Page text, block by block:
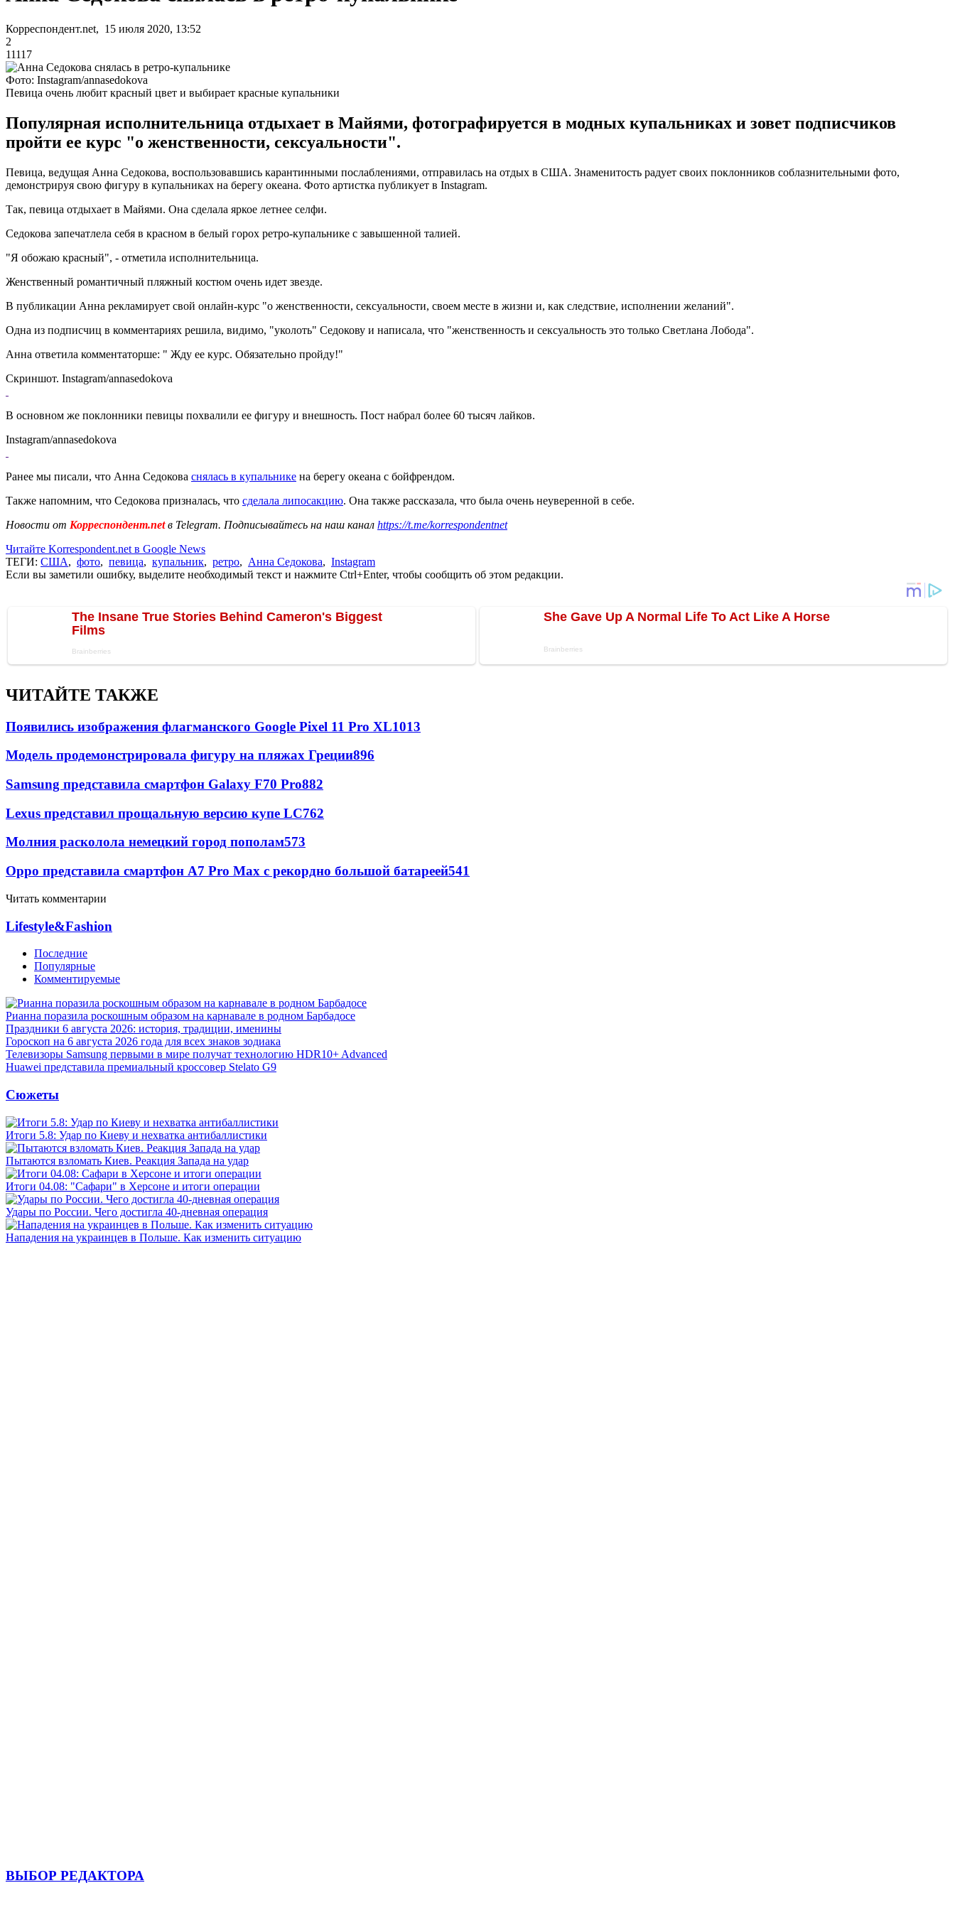
Корреспондент.net, 15 июля 2020, 13:52
2
11117
Фото: Instagram/annasedokova
Певица очень любит красный цвет и выбирает красные купальники
Популярная исполнительница отдыхает в Майями, фотографируется в модных купальниках и зовет подписчиков
пройти ее курс "о женственности, сексуальности".
Певица, ведущая Анна Седокова, воспользовавшись карантинными послаблениями, отправилась на отдых в США. Знаменитость радует своих поклонников соблазнительными фото,
демонстрируя свою фигуру в купальниках на берегу океана. Фото артистка публикует в Instagram.
Так, певица отдыхает в Майями. Она сделала яркое летнее селфи.
Седокова запечатлела себя в красном в белый горох ретро-купальнике с завышенной талией.
"Я обожаю красный", - отметила исполнительница.
Женственный романтичный пляжный костюм очень идет звезде.
В публикации Анна рекламирует свой онлайн-курс "о женственности, сексуальности, своем месте в жизни и, как следствие, исполнении желаний".
Одна из подписчиц в комментариях решила, видимо, "уколоть" Седокову и написала, что "женственность и сексуальность это только Светлана Лобода".
Анна ответила комментаторше: " Жду ее курс. Обязательно пройду!"
Скриншот. Instagram/annasedokova
В основном же поклонники певицы похвалили ее фигуру и внешность. Пост набрал более 60 тысяч лайков.
Instagram/annasedokova
Ранее мы писали, что Анна Седокова снялась в купальнике на берегу океана с бойфрендом.
Также напомним, что Седокова призналась, что сделала липосакцию. Она также рассказала, что была очень неуверенной в себе.
Новости от Корреспондент.netв Telegram. Подписывайтесь на наш канал https://t.me/korrespondentnet
Читайте Korrespondent.net в Google News
ТЕГИ: США, фото, певица, купальник, ретро, Анна Седокова, Instagram
Если вы заметили ошибку, выделите необходимый текст и нажмите Ctrl+Enter, чтобы сообщить об этом редакции.
ЧИТАЙТЕ ТАКЖЕ
Появились изображения флагманского Google Pixel 11 Pro XL1013
Модель продемонстрировала фигуру на пляжах Греции896
Samsung представила смартфон Galaxy F70 Pro882
Lexus представил прощальную версию купе LC762
Молния расколола немецкий город пополам573
Oppo представила смартфон A7 Pro Max с рекордно большой батареей541
Читать комментарии
Lifestyle&Fashion
Последние
Популярные
Комментируемые
Рианна поразила роскошным образом на карнавале в родном Барбадосе
Праздники 6 августа 2026: история, традиции, именины
Гороскоп на 6 августа 2026 года для всех знаков зодиака
Телевизоры Samsung первыми в мире получат технологию HDR10+ Advanced
Huawei представила премиальный кроссовер Stelato G9
Сюжеты
Итоги 5.8: Удар по Киеву и нехватка антибаллистики
Пытаются взломать Киев. Реакция Запада на удар
Итоги 04.08: "Сафари" в Херсоне и итоги операции
Удары по России. Чего достигла 40-дневная операция
Нападения на украинцев в Польше. Как изменить ситуацию
ВЫБОР РЕДАКТОРА